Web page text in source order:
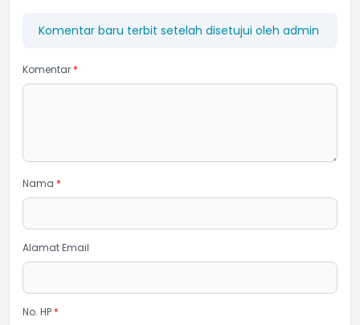
Komentar baru terbit setelah disetujui oleh admin
Komentar *
Nama *
Alamat Email
No. HP *